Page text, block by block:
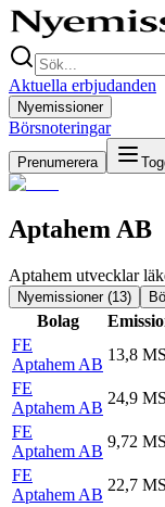
Aktuella erbjudanden
Nyemissioner
Börsnoteringar
Prenumerera
Aptahem AB
Aptahem utvecklar
Nyemissioner (13)
Bolag
FE
Aptahem AB
13,8
FE
Aptahem AB
24,9
FE
Aptahem AB
9,72
FE
Aptahem AB
22,7